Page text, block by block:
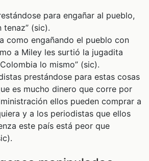
para engañar al pueblo,
(sic).
como engañando el pueblo con
a Miley les surtió la jugadita
lo mismo” (sic).
prestándose para estas cosas
es mucho dinero que corre por
ellos pueden comprar a
y a los periodistas que ellos
este país está peor que